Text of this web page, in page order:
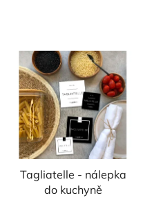
Tagliatelle - nálepka
do kuchyně